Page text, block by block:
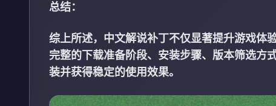
总结：
综上所述，中文解说补丁不仅显著提升游戏体
完整的下载准备阶段、安装步骤、版本筛选方
装并获得稳定的使用效果。